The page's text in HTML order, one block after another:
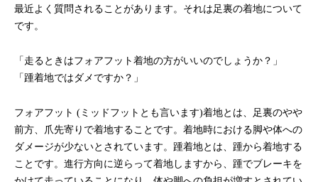
最近よく質問されることがあります。それは足裏の着地について
です。
「走るときはフォアフット着地の方がいいのでしょうか？」
「踵着地ではダメですか？」
フォアフット (ミッドフットとも言います)着地とは、足裏のやや
前方、爪先寄りで着地することです。着地時における脚や体への
ダメージが少ないとされています。踵着地とは、踵から着地する
ことです。進行方向に逆らって着地しますから、踵でブレーキを